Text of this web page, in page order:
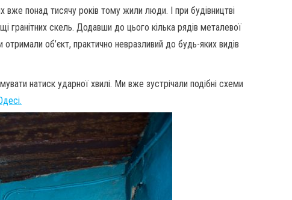
вже понад тисячу років тому жили люди. І при будівництві
гранітних скель. Додавши до цього кілька рядів металевої
об’єкт, практично невразливий до будь-яких видів
натиск ударної хвилі. Ми вже зустрічали подібні схеми